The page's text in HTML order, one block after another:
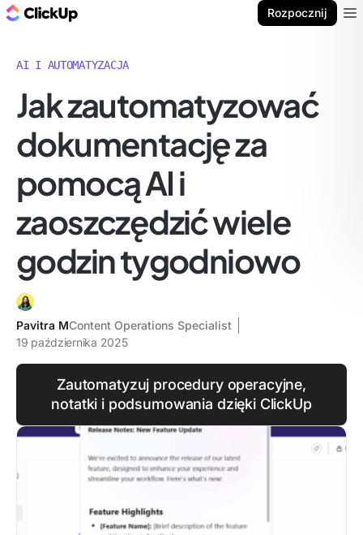
Rozpocznij
AI I AUTOMATYZACJA
Jak zautomatyzować
dokumentację za
pomocą AI i
zaoszczędzić wiele
godzin tygodniowo
Pavitra MContent Operations Specialist
19 października 2025
Zautomatyzuj procedury operacyjne,
notatki i podsumowania dzięki ClickUp